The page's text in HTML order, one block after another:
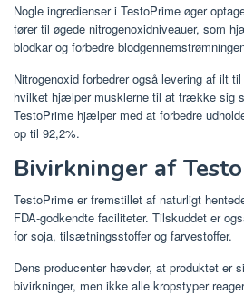
Nogle ingredienser i TestoPrime øger
fører til øgede nitrogenoxidniveauer, som
blodkar og forbedre
Nitrogenoxid forbedrer også levering af ilt
hvilket hjælper musklerne til at trække sig
TestoPrime hjælper med at forbedre
op til 92,2%.
Bivirkninger af
TestoPrime er fremstillet af naturligt
FDA-godkendte faciliteter. Tilskuddet er
for soja, tilsætningsstoffer og farvestoffer.
Dens producenter hævder, at produktet er
bivirkninger, men ikke alle kropstyper